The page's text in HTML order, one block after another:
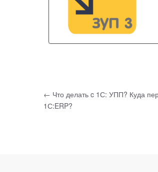
← Что делать c 1С: УПП? Куда
1С:ERP?